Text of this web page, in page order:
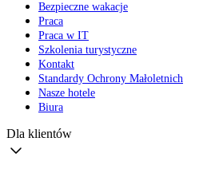
Bezpieczne wakacje
Praca
Praca w IT
Szkolenia turystyczne
Kontakt
Standardy Ochrony Małoletnich
Nasze hotele
Biura
Dla klientów